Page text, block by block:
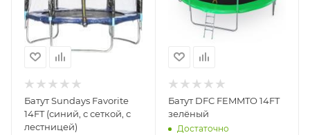
Батут Sundays Favorite
14FT (синий, с сеткой, с
лестницей)
Батут DFC FEMMTO 14FT
зелёный
Достаточно